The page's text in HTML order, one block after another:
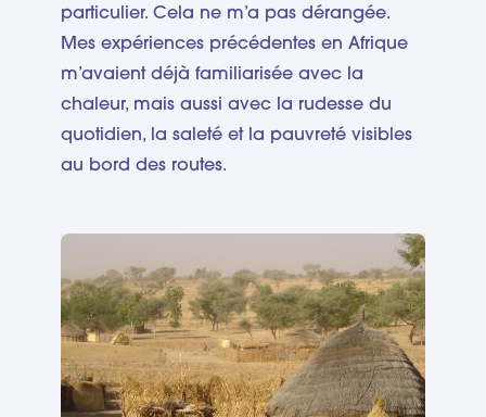
particulier. Cela ne m’a pas dérangée.
Mes expériences précédentes en Afrique
m’avaient déjà familiarisée avec la
chaleur, mais aussi avec la rudesse du
quotidien, la saleté et la pauvreté visibles
au bord des routes.